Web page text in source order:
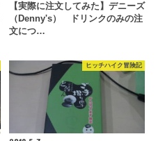
【実際に注文してみた】デニーズ
（Denny's） ドリンクのみの注
文につ…
ヒッチハイク冒険記